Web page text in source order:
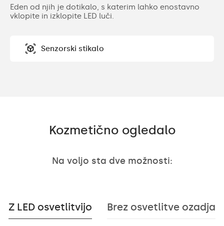
Eden od njih je dotikalo, s katerim lahko enostavno
vklopite in izklopite LED luči.
Senzorski stikalo
Kozmetično ogledalo
Na voljo sta dve možnosti:
Z LED osvetlitvijo Brez osvetlitve ozadja